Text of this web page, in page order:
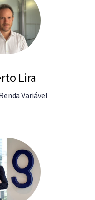
Lira
Variável